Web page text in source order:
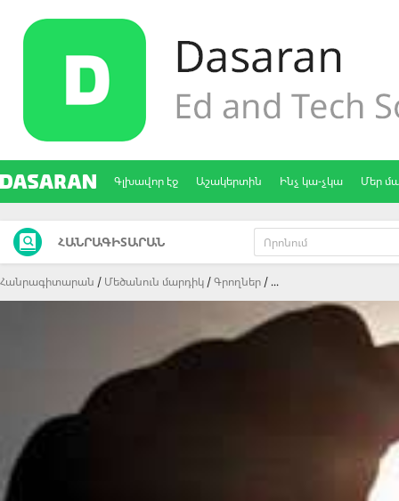
Գլխավոր էջ Աշակերտին Ինչ կա-չկա Մեր
ՀԱՆՐԱԳԻՏԱՐԱՆ
Հանրագիտարան Մեծանուն մարդիկ Գրողներ ...